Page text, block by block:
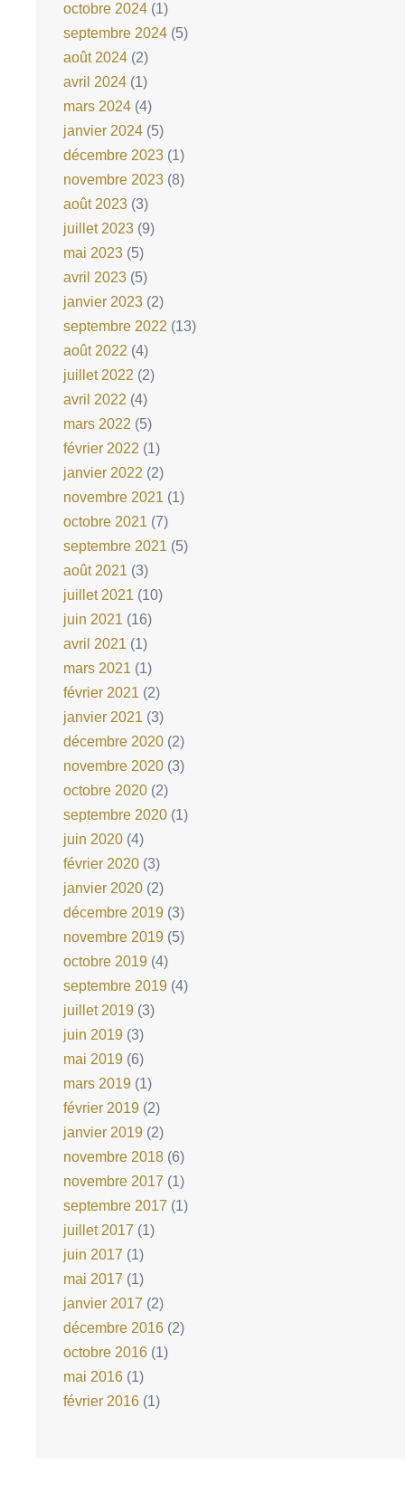
octobre 2024 (1)
septembre 2024 (5)
août 2024 (2)
avril 2024 (1)
mars 2024 (4)
janvier 2024 (5)
décembre 2023 (1)
novembre 2023 (8)
août 2023 (3)
juillet 2023 (9)
mai 2023 (5)
avril 2023 (5)
janvier 2023 (2)
septembre 2022 (13)
août 2022 (4)
juillet 2022 (2)
avril 2022 (4)
mars 2022 (5)
février 2022 (1)
janvier 2022 (2)
novembre 2021 (1)
octobre 2021 (7)
septembre 2021 (5)
août 2021 (3)
juillet 2021 (10)
juin 2021 (16)
avril 2021 (1)
mars 2021 (1)
février 2021 (2)
janvier 2021 (3)
décembre 2020 (2)
novembre 2020 (3)
octobre 2020 (2)
septembre 2020 (1)
juin 2020 (4)
février 2020 (3)
janvier 2020 (2)
décembre 2019 (3)
novembre 2019 (5)
octobre 2019 (4)
septembre 2019 (4)
juillet 2019 (3)
juin 2019 (3)
mai 2019 (6)
mars 2019 (1)
février 2019 (2)
janvier 2019 (2)
novembre 2018 (6)
novembre 2017 (1)
septembre 2017 (1)
juillet 2017 (1)
juin 2017 (1)
mai 2017 (1)
janvier 2017 (2)
décembre 2016 (2)
octobre 2016 (1)
mai 2016 (1)
février 2016 (1)